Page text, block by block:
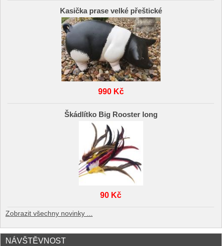
Kasička prase velké přeštické
990 Kč
Škádlítko Big Rooster long
90 Kč
Zobrazit všechny novinky ...
NÁVŠTĚVNOST